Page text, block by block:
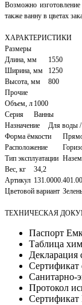
Возможно
также ванну в цветах
ХАРАКТЕРИСТИКИ
Размеры
Длина, мм
1550
Ширина, мм
1250
Высота, мм
800
Прочие
Объем, л 1000
Серия
Ванны
Назначение
Для воды /
Форма ёмкости
Расположение
Тип эксплуатации
Вес, кг
34,2
Артикул
Цветовой вариант
ТЕХНИЧЕСКАЯ
Паспорт
Таблица
Декларация
Сертификат
Санитарно-
Протокол